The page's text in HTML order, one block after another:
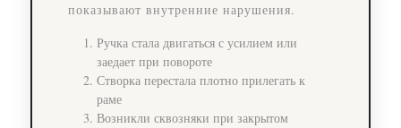
показывают внутренние нарушения.
Ручка стала двигаться с усилием или
заедает при повороте
Створка перестала плотно прилегать к
раме
Возникли сквозняки при закрытом